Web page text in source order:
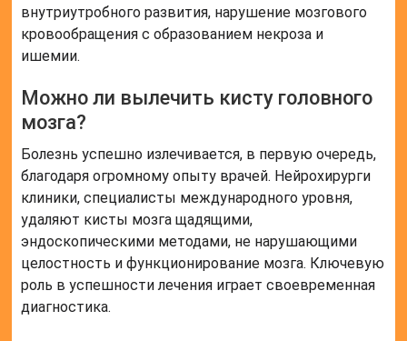
внутриутробного развития, нарушение мозгового
кровообращения с образованием некроза и
ишемии.
Можно ли вылечить кисту головного
мозга?
Болезнь успешно излечивается, в первую очередь,
благодаря огромному опыту врачей. Нейрохирурги
клиники, специалисты международного уровня,
удаляют кисты мозга щадящими,
эндоскопическими методами, не нарушающими
целостность и функционирование мозга. Ключевую
роль в успешности лечения играет своевременная
диагностика.